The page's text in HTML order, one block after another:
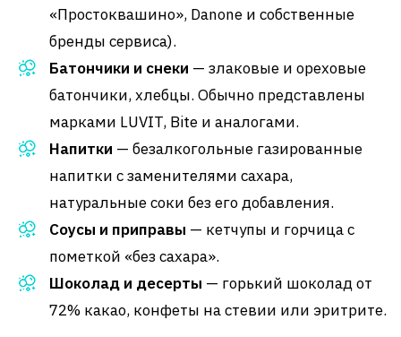
«Простоквашино», Danone и собственные
бренды сервиса).
Батончики и снеки — злаковые и ореховые
батончики, хлебцы. Обычно представлены
марками LUVIT, Bite и аналогами.
Напитки — безалкогольные газированные
напитки с заменителями сахара,
натуральные соки без его добавления.
Соусы и приправы — кетчупы и горчица с
пометкой «без сахара».
Шоколад и десерты — горький шоколад от
72% какао, конфеты на стевии или эритрите.